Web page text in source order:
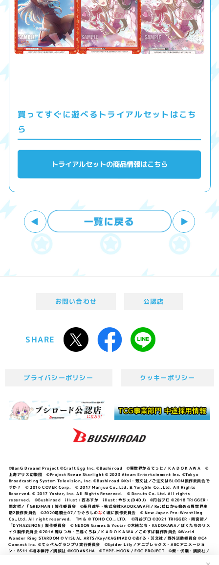
買ってすぐに遊べるトライアルセットはこち
ら
トライアルセットの商品情報はこちら
お問い合わせ 公認店
SHARE
プライバシーポリシー クッキーポリシー
©BanG Dream! Project ©Craft Egg Inc. ©Bushiroad ©異世界かるてっと／ＫＡＤＯＫＡＷＡ ©
上海アリス幻樂団 ©Project Revue Starlight © 2023 Ateam Entertainment Inc. ©Tokyo
Broadcasting System Television, Inc. ©Bushiroad ©Koi・芳文社／ご注文はBLOOM製作委員会で
すか？ © 2016 COVER Corp. © 2017 Manjuu Co.,Ltd. & YongShi Co.,Ltd. All Rights
Reserved. © 2017 Yostar, Inc. All Rights Reserved. © Donuts Co. Ltd. All rights
reserved. ©Bushiroad illust：西あすか illust: やちぇ(D4DJ) ©円谷プロ ©2018 TRIGGER・
雨宮哲／「GRIDMAN」製作委員会 ©長月達平・株式会社KADOKAWA刊／Re:ゼロから始める異世界生
活2製作委員会 ©2020竜騎士07／ひぐらしのなく頃に製作委員会 © New Japan Pro-Wrestling
Co.,Ltd. All right reserved. TM & © TOHO CO., LTD. ©円谷プロ ©2021 TRIGGER・雨宮哲／
「DYNAZENON」製作委員会 © NEXON Games & Yostar ©木緒なち・KADOKAWA／ぼくたちのリメ
イク製作委員会 ©2016 暁なつめ・三嶋くろね／ＫＡＤＯＫＡＷＡ／このすば製作委員会 ©World
Wonder Ring STARDOM © VISUAL ARTS/Key/KAGINADO ©あfろ・芳文社／野外活動委員会 ©C4
Connect Inc. ©てっぺんグランプリ実行委員会 ©Spider Lily／アニプレックス・ABCアニメーショ
ン・BS11 ©福本伸行／講談社 ®KODANSHA ©TYPE-MOON / FGC PROJECT ©柴・伏瀬・講談社／